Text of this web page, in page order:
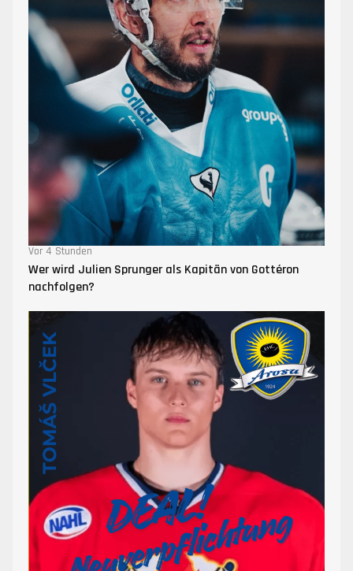
Vor 4 Stunden
Wer wird Julien Sprunger als Kapitän von Gottéron
nachfolgen?